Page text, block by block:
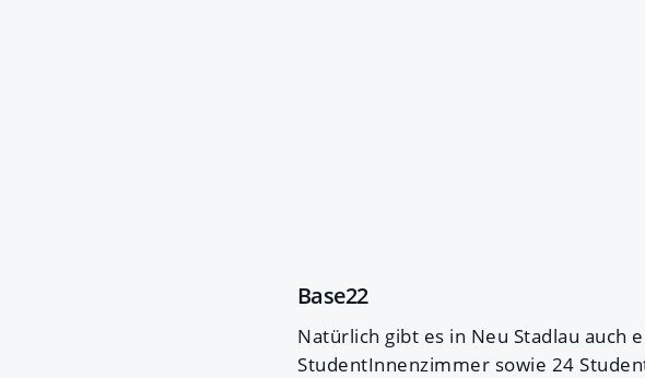
Base22
Natürlich gibt es in Neu Stadlau auch
StudentInnenzimmer sowie 24